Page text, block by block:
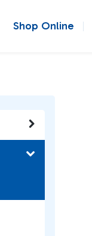
Shop Online